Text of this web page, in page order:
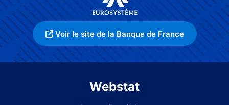
Voir le site de la Banque de France
Webstat